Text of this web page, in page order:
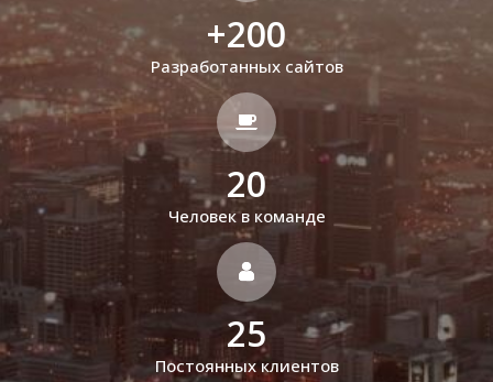
+200
Разработанных сайтов
20
Человек в команде
25
Постоянных клиентов